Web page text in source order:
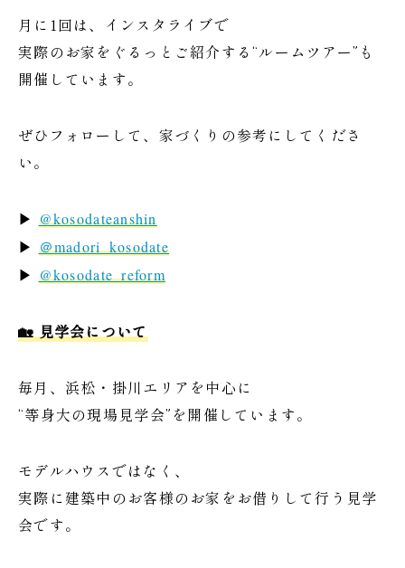
月に1回は、インスタライブで
実際のお家をぐるっとご紹介する“ルームツアー”も
開催しています。
ぜひフォローして、家づくりの参考にしてくださ
い。
▶ @kosodateanshin
▶ ＠madori_kosodate
▶ @kosodate_reform
🏡 見学会について
毎月、浜松・掛川エリアを中心に
“等身大の現場見学会”を開催しています。
モデルハウスではなく、
実際に建築中のお客様のお家をお借りして行う見学
会です。